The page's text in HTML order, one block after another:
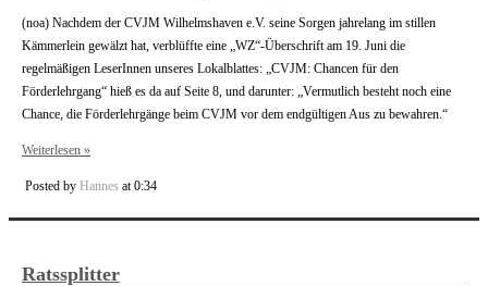
(noa) Nachdem der CVJM Wilhelmshaven e.V. seine Sorgen jahrelang im stillen
Kämmerlein gewälzt hat, verblüffte eine „WZ“-Überschrift am 19. Juni die
regelmäßigen LeserInnen unseres Lokalblattes: „CVJM: Chancen für den
Förderlehrgang“ hieß es da auf Seite 8, und darunter: „Vermutlich besteht noch eine
Chance, die Förderlehrgänge beim CVJM vor dem endgültigen Aus zu bewahren.“
Weiterlesen »
Posted by Hannes at 0:34
Ratssplitter